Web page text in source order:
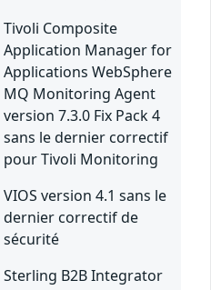
Tivoli Composite
Application Manager for
Applications WebSphere
MQ Monitoring Agent
version 7.3.0 Fix Pack 4
sans le dernier correctif
pour Tivoli Monitoring
VIOS version 4.1 sans le
dernier correctif de
sécurité
Sterling B2B Integrator